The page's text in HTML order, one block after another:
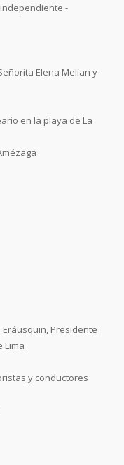
-
Elena Melían y
en la playa de La
Presidente
Lima
y conductores